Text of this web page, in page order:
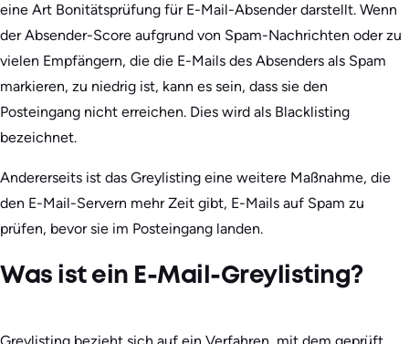
eine Art Bonitätsprüfung für E-Mail-Absender darstellt. Wenn
der Absender-Score aufgrund von Spam-Nachrichten oder zu
vielen Empfängern, die die E-Mails des Absenders als Spam
markieren, zu niedrig ist, kann es sein, dass sie den
Posteingang nicht erreichen. Dies wird als Blacklisting
bezeichnet.
Andererseits ist das Greylisting eine weitere Maßnahme, die
den E-Mail-Servern mehr Zeit gibt, E-Mails auf Spam zu
prüfen, bevor sie im Posteingang landen.
Was ist ein E-Mail-Greylisting?